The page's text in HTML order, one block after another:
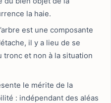
la haie.
est une composante
il y a lieu de se
tronc et non à la situation
le mérite de la
: indépendant des aléas